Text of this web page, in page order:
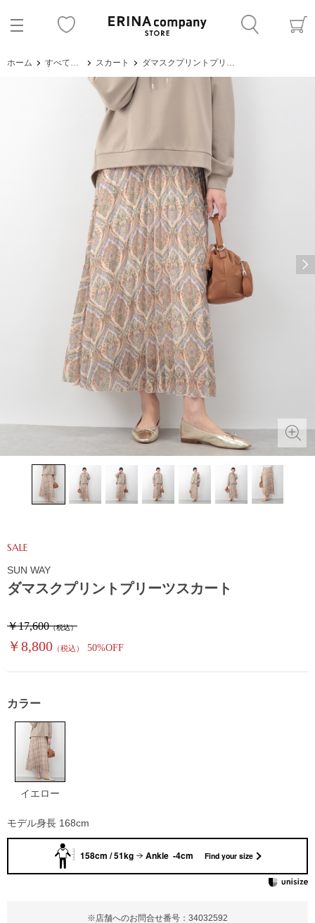
ホーム すべてのアイテム スカート ダマスクプリントプリーツスカート
ダマスクプリントプリーツスカート
SALE
￥17,600（税込）
￥8,800 （税込） 50%OFF
※店舗へのお問合せ番号：34032592
SUN WAY
カラー
イエロー
モデル身長 168cm
158cm / 51kg Ankle -4cm Find your size